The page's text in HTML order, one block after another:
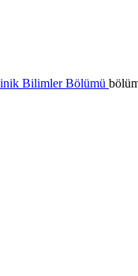
Bilimler Bölümü